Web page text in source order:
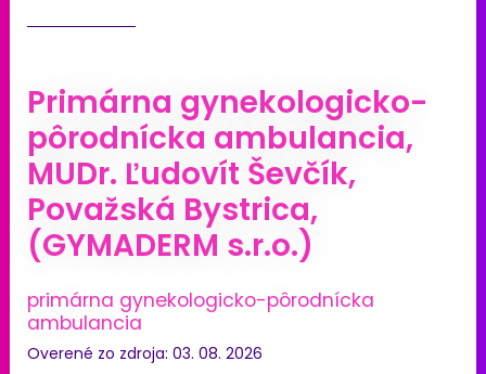
Primárna gynekologicko-
pôrodnícka ambulancia,
MUDr. Ľudovít Ševčík,
Považská Bystrica,
(GYMADERM s.r.o.)
primárna gynekologicko-pôrodnícka
ambulancia
Overené zo zdroja: 03. 08. 2026